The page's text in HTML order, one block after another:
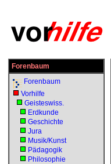
Forenbaum
Forenbaum
Vorhilfe
Geisteswiss.
Erdkunde
Geschichte
Jura
Musik/Kunst
Pädagogik
Philosophie